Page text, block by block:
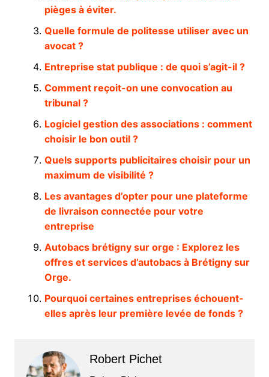
pièges à éviter.
Quelle formule de politesse utiliser avec un
avocat ?
Entreprise stat publique : de quoi s’agit-il ?
Comment reçoit-on une convocation au
tribunal ?
Logiciel gestion des associations : comment
choisir le bon outil ?
Quels supports publicitaires choisir pour un
maximum de visibilité ?
Les avantages d’opter pour une plateforme
de livraison connectée pour votre
entreprise
Autobacs brétigny sur orge : Explorez les
offres et services d’autobacs à Brétigny sur
Orge.
Pourquoi certaines entreprises échouent-
elles après leur première levée de fonds ?
Robert Pichet